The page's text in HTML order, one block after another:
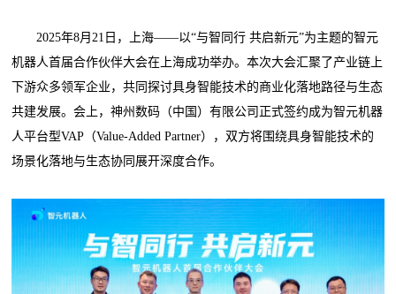
2025年8月21日，上海——以“与智同行 共启新元”为主题的智元
机器人首届合作伙伴大会在上海成功举办。本次大会汇聚了产业链上
下游众多领军企业，共同探讨具身智能技术的商业化落地路径与生态
共建发展。会上，神州数码（中国）有限公司正式签约成为智元机器
人平台型VAP（Value-Added Partner），双方将围绕具身智能技术的
场景化落地与生态协同展开深度合作。